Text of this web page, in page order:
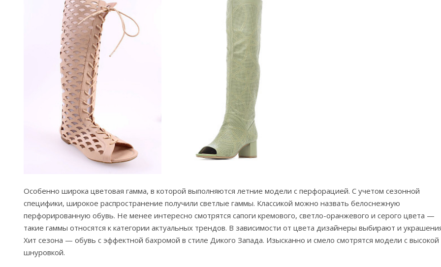
Особенно широка цветовая гамма, в которой выполняются летние модели с перфорацией. С учетом сезонной
специфики, широкое распространение получили светлые гаммы. Классикой можно назвать белоснежную
перфорированную обувь. Не менее интересно смотрятся сапоги кремового, светло-оранжевого и серого цвета —
такие гаммы относятся к категории актуальных трендов. В зависимости от цвета дизайнеры выбирают и
Хит сезона — обувь с эффектной бахромой в стиле Дикого Запада. Изысканно и смело смотрятся модели с высокой
шнуровкой.